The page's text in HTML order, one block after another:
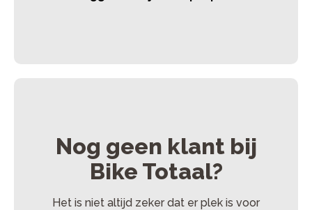
Nog geen klant bij
Bike Totaal?
Het is niet altijd zeker dat er plek is voor